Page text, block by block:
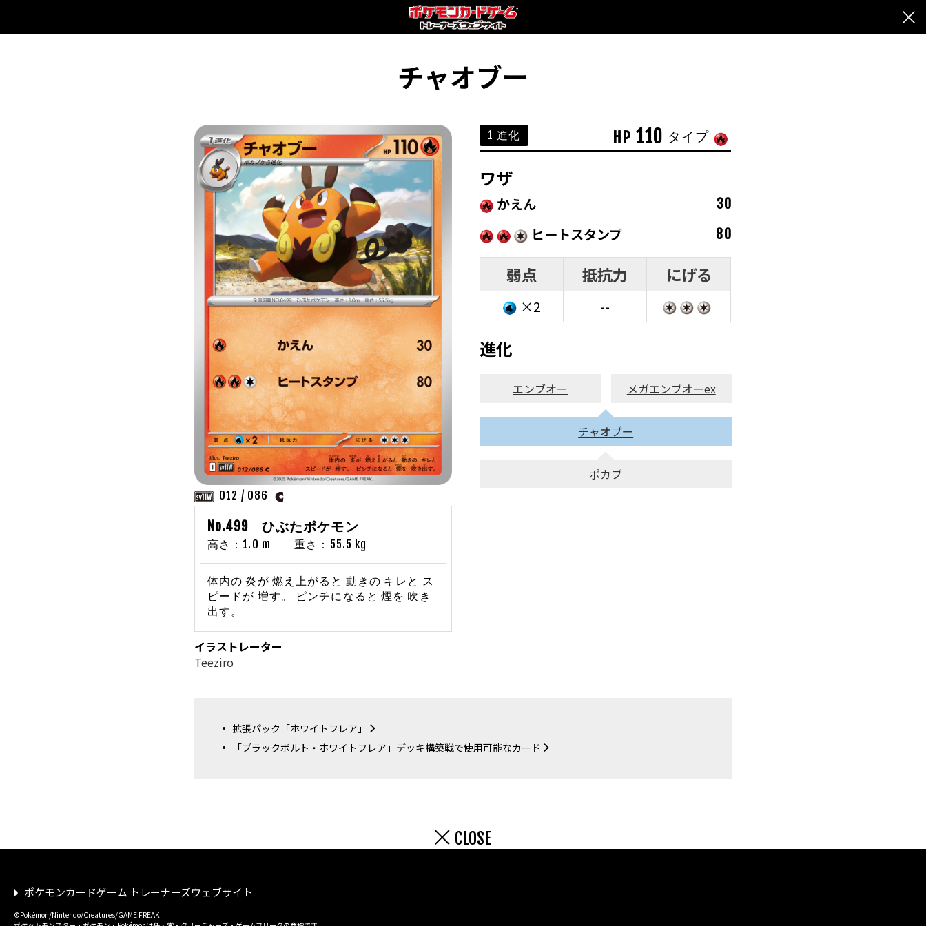
チャオブー
012 / 086
No.499 ひぶたポケモン
高さ：1.0 m 重さ：55.5 kg
体内の 炎が 燃え上がると 動きの キレと ス
ピードが 増す。 ピンチになると 煙を 吹き
出す。
イラストレーター
Teeziro
1 進化 HP 110 タイプ
ワザ
かえん 30
ヒートスタンプ 80
弱点 抵抗力 にげる
×2 --
進化
エンブオー メガエンブオーex
チャオブー
ポカブ
拡張パック「ホワイトフレア」
「ブラックボルト・ホワイトフレア」デッキ構築戦で使用可能なカード
CLOSE
ポケモンカードゲーム トレーナーズウェブサイト
©Pokémon/Nintendo/Creatures/GAME FREAK